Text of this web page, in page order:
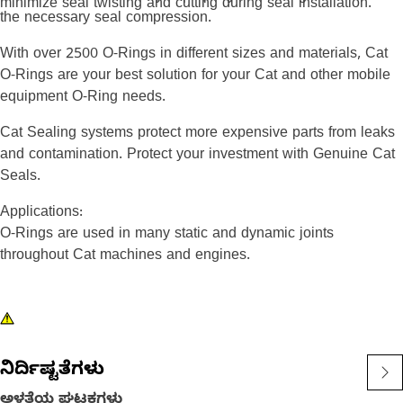
minimize seal twisting and cutting during seal installation.
the necessary seal compression.
With over 2500 O-Rings in different sizes and materials, Cat
O-Rings are your best solution for your Cat and other mobile
equipment O-Ring needs.
Cat Sealing systems protect more expensive parts from leaks
and contamination. Protect your investment with Genuine Cat
Seals.
Applications:
O-Rings are used in many static and dynamic joints
throughout Cat machines and engines.
ನಿರ್ದಿಷ್ಟತೆಗಳು